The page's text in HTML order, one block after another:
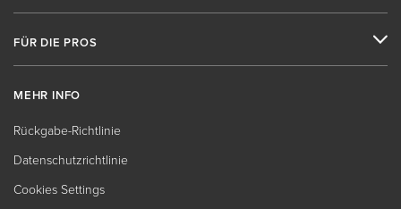
FÜR DIE PROS
MEHR INFO
Rückgabe-Richtlinie
Datenschutzrichtlinie
Cookies Settings